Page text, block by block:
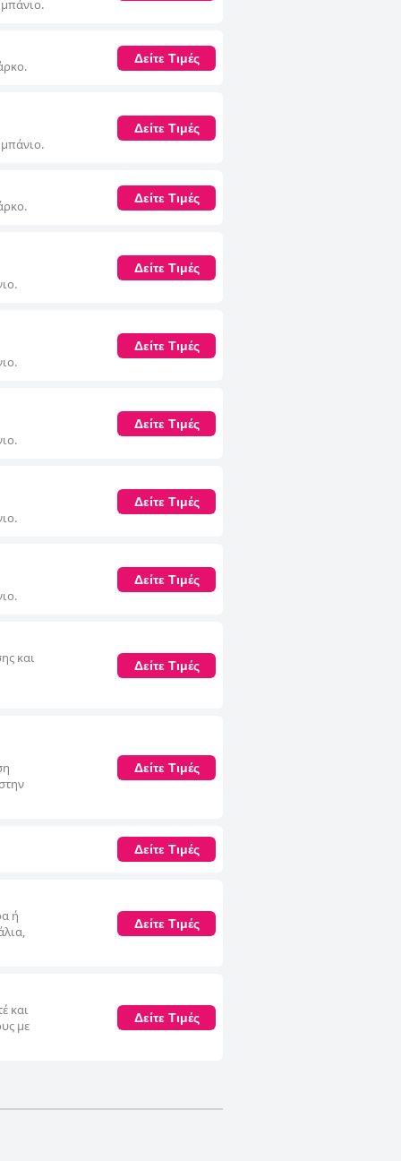
Δείτε Τιμές
Δείτε Τιμές
Δείτε Τιμές
Δείτε Τιμές
Δείτε Τιμές
Δείτε Τιμές
Δείτε Τιμές
Δείτε Τιμές
και
Δείτε Τιμές
Δείτε Τιμές
Δείτε Τιμές
ή
Δείτε Τιμές
και
με
Δείτε Τιμές